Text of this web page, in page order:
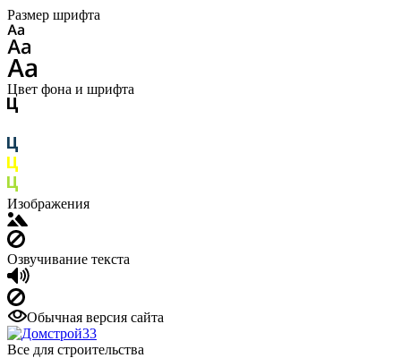
Размер шрифта
Цвет фона и шрифта
Изображения
Озвучивание текста
Обычная версия сайта
Все для строительства